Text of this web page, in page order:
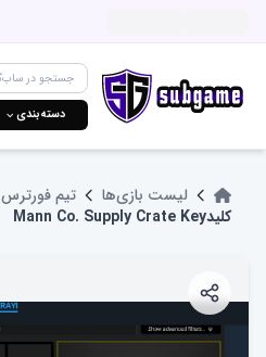
دسته‌بندی ⌵
لیست بازی‌ها
تیم فورترس ۲
کلیدMann Co. Supply Crate Key